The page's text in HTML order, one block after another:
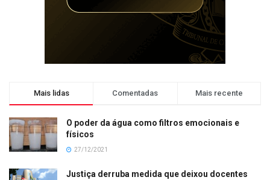
Mais lidas Comentadas Mais recente
O poder da água como filtros emocionais e
físicos
27/12/2021
Justiça derruba medida que deixou docentes